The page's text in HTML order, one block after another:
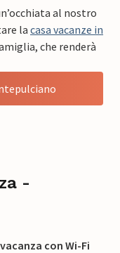
al nostro
la casa vacanze in
che renderà
-
vacanza con Wi-Fi